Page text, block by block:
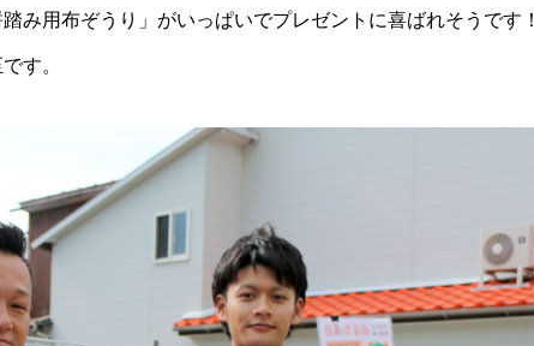
会に
の集
行ってみた＠令和7年島原城大
手門市／はみだせ島原高校生共
創プロジェクト／島商ップ／Mij
oかふぇ／しまばら温泉不知火
み用布ぞうり」がいっぱいでプレゼントに喜ばれそうです！
す。